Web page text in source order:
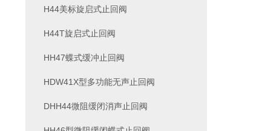
H44美标旋启式止回阀
H44T旋启式止回阀
HH47蝶式缓冲止回阀
HDW41X型多功能无声止回阀
DHH44微阻缓闭消声止回阀